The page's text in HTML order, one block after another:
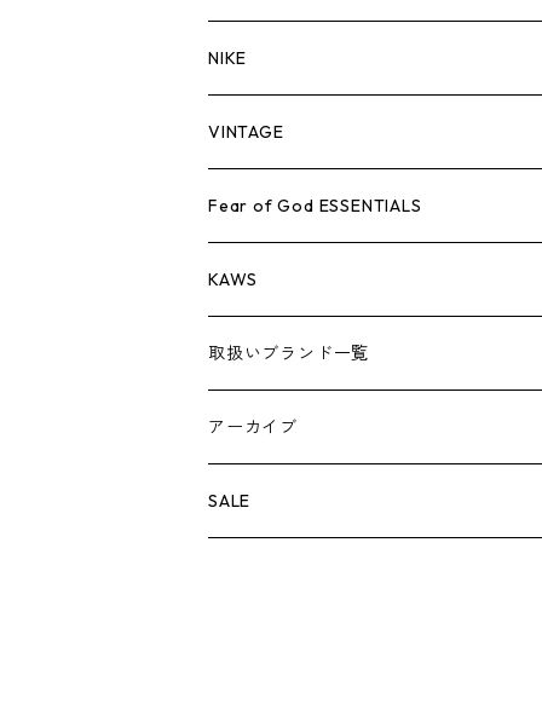
バッグ
シューズ
小物
コラボレーション
×THE NORTH FACE
×COMME des GARCONS
シーズンアイテム
26SS
25FW
BOX LOGOアイテム
パーカー/クルーネック
キャップ・ハット
バッグ
シューズ
小物
パンツ
キャップ・ハット
バッグ
シューズ
小物
ジャケット
パンツ
キャップ・ハット
バッグ
シューズ
小物
シャツ
ジャケット
パンツ
キャップ・ハット
バッグ
シューズ
小物
スウェット/ニット
シャツ
ジャケット
パンツ
キャップ
バッグ
小物
ロンTEE
スウェット/ニット
シャツ
ジャケット
パンツ
キャップ・ハット
バッグ
Tシャツ
ロンTEE
スウェット/ニット
シャツ
ジャケット
パンツ
キャップ・ハット
NIKE
シューズ
AIR JORDAN 1
AIR JORDAN 3
アパレル・小物
VINTAGE
Tシャツ
ロンTEE
スウェット/ニット
ジャケット
パンツ
Fear of God ESSENTIALS
Tシャツ
ロンTEE
スウェット/ニット
シャツ
KAWS
アパレル
小物
取扱いブランド一覧
A
A BATHING APE
B
アーカイブ
SALE